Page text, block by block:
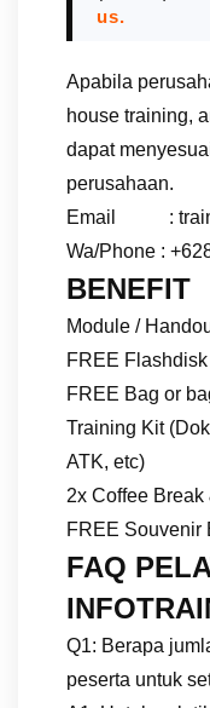
us.
Apabila
house training,
dapat
perusahaan.
Email :
Wa/Phone :
BENEFIT
Module /
FREE Flashdisk
FREE Bag or
Training Kit
ATK, etc)
2x Coffee Break
FREE Souvenir
FAQ
Q1: Berapa
peserta untuk